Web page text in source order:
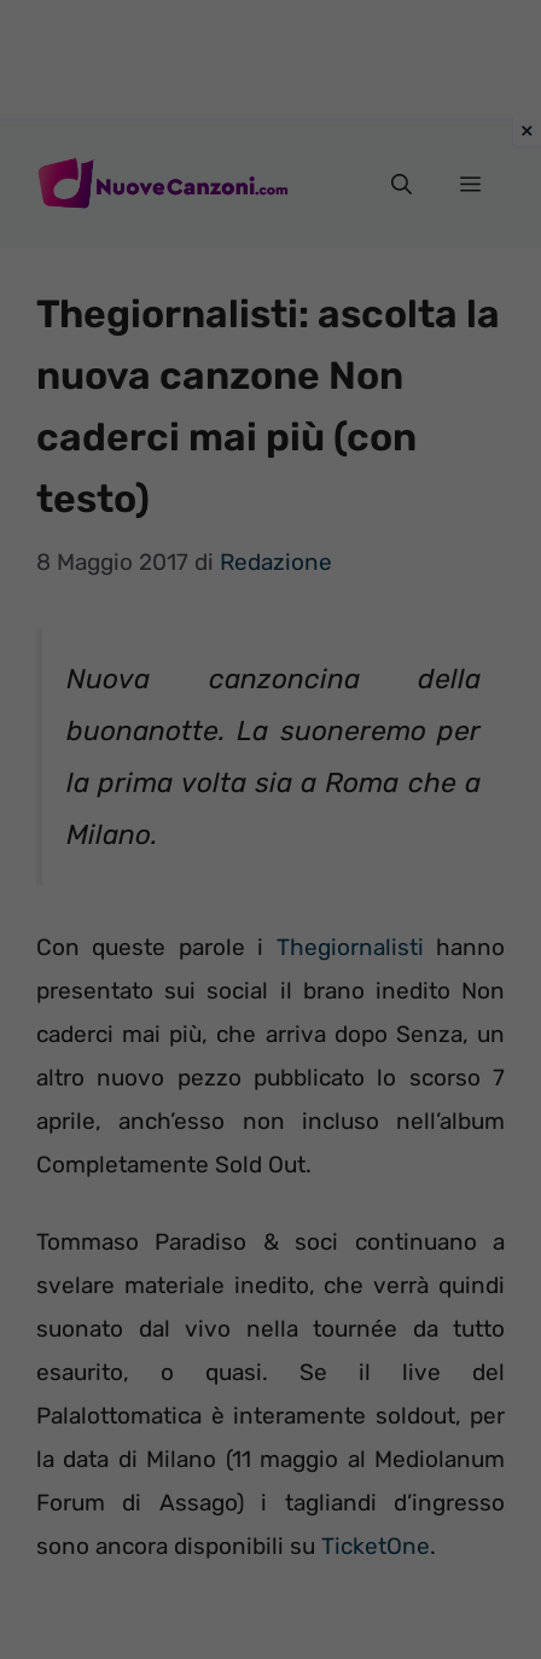
Menu
Thegiornalisti: ascolta la
nuova canzone Non
caderci mai più (con
testo)
8 Maggio 2017 di Redazione
Nuova canzoncina della
buonanotte. La suoneremo per
la prima volta sia a Roma che a
Milano.
Con queste parole i Thegiornalisti hanno
presentato sui social il brano inedito Non
caderci mai più, che arriva dopo Senza, un
altro nuovo pezzo pubblicato lo scorso 7
aprile, anch’esso non incluso nell’album
Completamente Sold Out.
Tommaso Paradiso & soci continuano a
svelare materiale inedito, che verrà quindi
suonato dal vivo nella tournée da tutto
esaurito, o quasi. Se il live del
Palalottomatica è interamente soldout, per
la data di Milano (11 maggio al Mediolanum
Forum di Assago) i tagliandi d’ingresso
sono ancora disponibili su TicketOne.